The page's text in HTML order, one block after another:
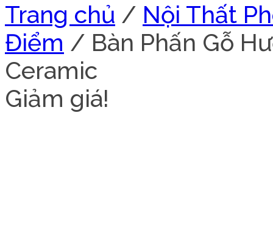
Trang chủ / Nội Thất
Điểm / Bàn Phấn Gỗ
Ceramic
Giảm giá!